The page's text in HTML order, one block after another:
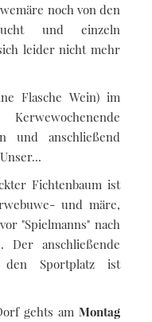
noch von den
und einzeln
leider nicht mehr
Flasche Wein) im
und anschließend
Fichtenbaum ist
und märe,
"Spielmanns" nach
anschließende
Sportplatz ist
gehts am Montag